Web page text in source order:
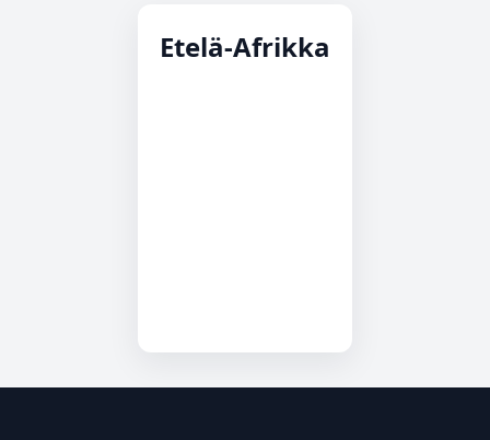
Etelä-Afrikka